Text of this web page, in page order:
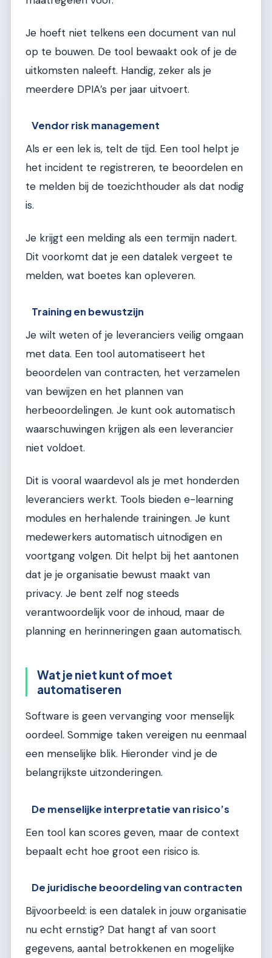
Je hoeft niet telkens een document van nul
op te bouwen. De tool bewaakt ook of je de
uitkomsten naleeft. Handig, zeker als je
meerdere DPIA’s per jaar uitvoert.
Vendor risk management
Als er een lek is, telt de tijd. Een tool helpt je
het incident te registreren, te beoordelen en
te melden bij de toezichthouder als dat nodig
is.
Je krijgt een melding als een termijn nadert.
Dit voorkomt dat je een datalek vergeet te
melden, wat boetes kan opleveren.
Training en bewustzijn
Je wilt weten of je leveranciers veilig omgaan
met data. Een tool automatiseert het
beoordelen van contracten, het verzamelen
van bewijzen en het plannen van
herbeoordelingen. Je kunt ook automatisch
waarschuwingen krijgen als een leverancier
niet voldoet.
Dit is vooral waardevol als je met honderden
leveranciers werkt. Tools bieden e-learning
modules en herhalende trainingen. Je kunt
medewerkers automatisch uitnodigen en
voortgang volgen. Dit helpt bij het aantonen
dat je je organisatie bewust maakt van
privacy. Je bent zelf nog steeds
verantwoordelijk voor de inhoud, maar de
planning en herinneringen gaan automatisch.
Wat je niet kunt of moet
automatiseren
Software is geen vervanging voor menselijk
oordeel. Sommige taken vereigen nu eenmaal
een menselijke blik. Hieronder vind je de
belangrijkste uitzonderingen.
De menselijke interpretatie van risico’s
Een tool kan scores geven, maar de context
bepaalt echt hoe groot een risico is.
De juridische beoordeling van contracten
Bijvoorbeeld: is een datalek in jouw organisatie
nu echt ernstig? Dat hangt af van soort
gegevens, aantal betrokkenen en mogelijke